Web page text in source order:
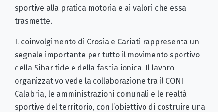
sportive alla pratica motoria e ai valori che essa
trasmette.
Il coinvolgimento di Crosia e Cariati rappresenta un
segnale importante per tutto il movimento sportivo
della Sibaritide e della fascia ionica. Il lavoro
organizzativo vede la collaborazione tra il CONI
Calabria, le amministrazioni comunali e le realtà
sportive del territorio, con l’obiettivo di costruire una